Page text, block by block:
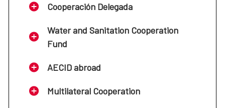
Cooperación Delegada
Water and Sanitation Cooperation
Fund
AECID abroad
Multilateral Cooperation